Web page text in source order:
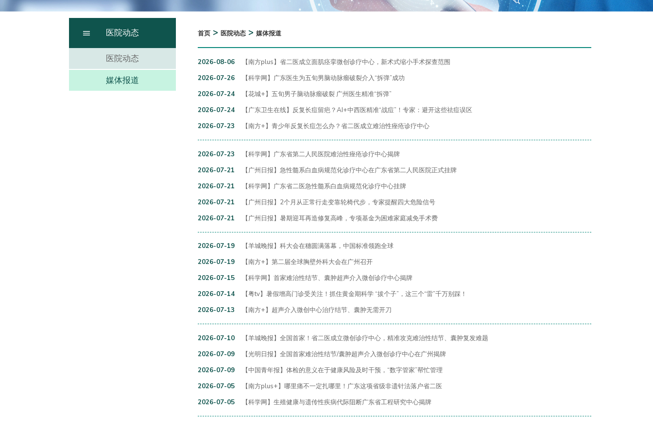
医院动态
医院动态
媒体报道
首页 > 医院动态 > 媒体报道
2026-08-06
【南方plus】省二医成立面肌痉挛微创诊疗中心，新术式缩小手术探查范围
2026-07-26
【科学网】广东医生为五旬男脑动脉瘤破裂介入“拆弹”成功
2026-07-24
【花城+】五旬男子脑动脉瘤破裂 广州医生精准“拆弹”
2026-07-24
【广东卫生在线】反复长痘留疤？AI+中西医精准“战痘”！专家：避开这些祛痘误区
2026-07-23
【南方+】青少年反复长痘怎么办？省二医成立难治性痤疮诊疗中心
2026-07-23
【科学网】广东省第二人民医院难治性痤疮诊疗中心揭牌
2026-07-21
【广州日报】急性髓系白血病规范化诊疗中心在广东省第二人民医院正式挂牌
2026-07-21
【科学网】广东省二医急性髓系白血病规范化诊疗中心挂牌
2026-07-21
【广州日报】2个月从正常行走变靠轮椅代步，专家提醒四大危险信号
2026-07-21
【广州日报】暑期迎耳再造修复高峰，专项基金为困难家庭减免手术费
2026-07-19
【羊城晚报】科大会在穗圆满落幕，中国标准领跑全球
2026-07-19
【南方+】第二届全球胸壁外科大会在广州召开
2026-07-15
【科学网】首家难治性结节、囊肿超声介入微创诊疗中心揭牌
2026-07-14
【粤tv】暑假增高门诊受关注！抓住黄金期科学 “拔个子”，这三个“雷”千万别踩！
2026-07-13
【南方+】超声介入微创中心治疗结节、囊肿无需开刀
2026-07-10
【羊城晚报】全国首家！省二医成立微创诊疗中心，精准攻克难治性结节、囊肿复发难题
2026-07-09
【光明日报】全国首家难治性结节/囊肿超声介入微创诊疗中心在广州揭牌
2026-07-09
【中国青年报】体检的意义在于健康风险及时干预，“数字管家”帮忙管理
2026-07-05
【南方plus+】哪里痛不一定扎哪里！广东这项省级非遗针法落户省二医
2026-07-05
【科学网】生殖健康与遗传性疾病代际阻断广东省工程研究中心揭牌